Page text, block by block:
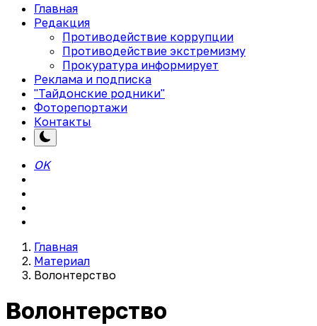
Главная
Редакция
Противодействие коррупции
Противодействие экстремизму
Прокуратура информирует
Реклама и подписка
"Тайдонские родники"
Фоторепортажи
Контакты
OK
Главная
Материал
Волонтерство
Волонтерство